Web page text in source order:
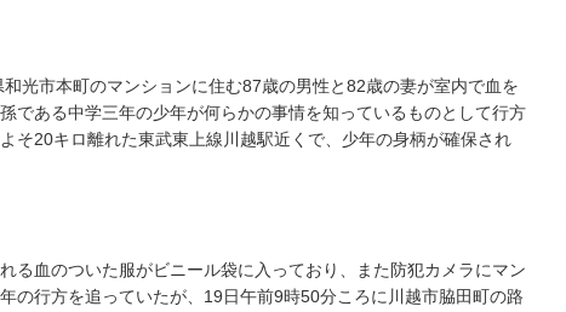
光市本町のマンションに住む87歳の男性と82歳の妻が室内で血を
である中学三年の少年が何らかの事情を知っているものとして行方
そ20キロ離れた東武東上線川越駅近くで、少年の身柄が確保され
る血のついた服がビニール袋に入っており、また防犯カメラにマン
の行方を追っていたが、19日午前9時50分ころに川越市脇田町の路